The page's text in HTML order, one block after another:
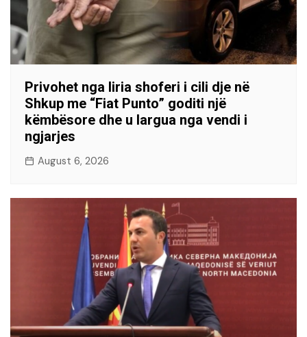
Privohet nga liria shoferi i cili dje në
Shkup me “Fiat Punto” goditi një
këmbësore dhe u largua nga vendi i
ngjarjes
August 6, 2026